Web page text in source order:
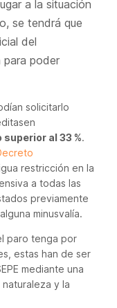
a la situación
se tendrá que
del
para poder
solicitarlo
al 33 %.
restricción en la
a todas las
previamente
minusvalía.
paro tenga por
estas han de ser
mediante una
naturaleza y la